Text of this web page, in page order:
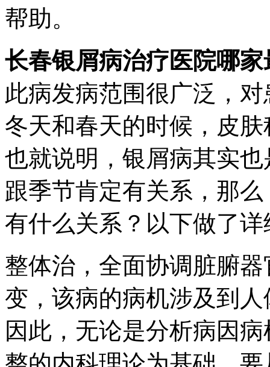
帮助。
长春银屑病治疗医院哪家
此病发病范围很广泛，
冬天和春天的时候，皮
也就说明，银屑病其实
跟季节肯定有关系，那
有什么关系？以下做了
整体治，全面协调脏腑
变，该病的病机涉及到
因此，无论是分析病因